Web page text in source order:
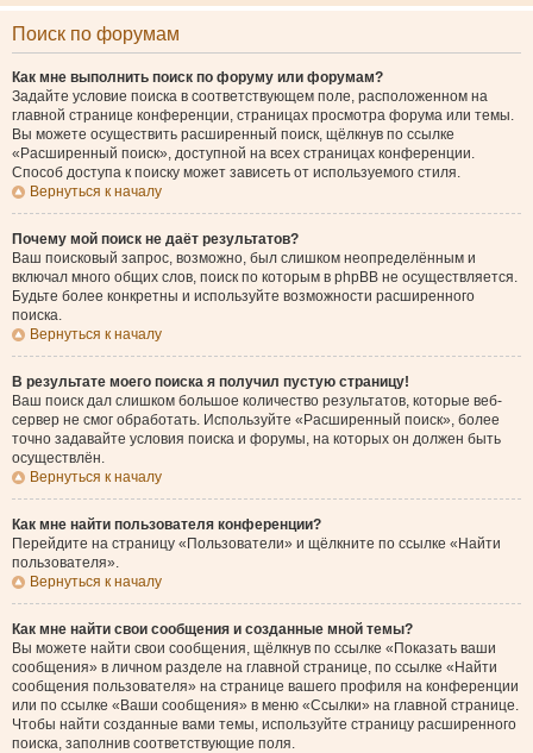
Поиск по форумам
Как мне выполнить поиск по форуму или форумам?
Задайте условие поиска в соответствующем поле, расположенном на
главной странице конференции, страницах просмотра форума или темы.
Вы можете осуществить расширенный поиск, щёлкнув по ссылке
«Расширенный поиск», доступной на всех страницах конференции.
Способ доступа к поиску может зависеть от используемого стиля.
Вернуться к началу
Почему мой поиск не даёт результатов?
Ваш поисковый запрос, возможно, был слишком неопределённым и
включал много общих слов, поиск по которым в phpBB не осуществляется.
Будьте более конкретны и используйте возможности расширенного
поиска.
Вернуться к началу
В результате моего поиска я получил пустую страницу!
Ваш поиск дал слишком большое количество результатов, которые веб-
сервер не смог обработать. Используйте «Расширенный поиск», более
точно задавайте условия поиска и форумы, на которых он должен быть
осуществлён.
Вернуться к началу
Как мне найти пользователя конференции?
Перейдите на страницу «Пользователи» и щёлкните по ссылке «Найти
пользователя».
Вернуться к началу
Как мне найти свои сообщения и созданные мной темы?
Вы можете найти свои сообщения, щёлкнув по ссылке «Показать ваши
сообщения» в личном разделе на главной странице, по ссылке «Найти
сообщения пользователя» на странице вашего профиля на конференции
или по ссылке «Ваши сообщения» в меню «Ссылки» на главной странице.
Чтобы найти созданные вами темы, используйте страницу расширенного
поиска, заполнив соответствующие поля.